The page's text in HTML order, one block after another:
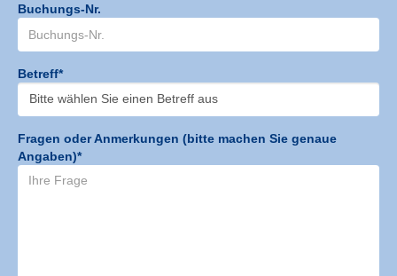
Buchungs-Nr.
Betreff*
Fragen oder Anmerkungen (bitte machen Sie genaue
Angaben)*